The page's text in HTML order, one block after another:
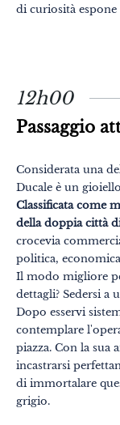
In due
In città
Insolito
Gastronomia
Benessere
Cultura &
Know-how
Viaggio responsabile
di curiosità
12h00
Passaggio
Considerata una
Ducale è un
Classificata come
della doppia città
crocevia
politica,
Il modo migliore
dettagli? Sedersi a
Dopo esservi
contemplare
piazza. Con la sua
incastrarsi
di immortalare
grigio.